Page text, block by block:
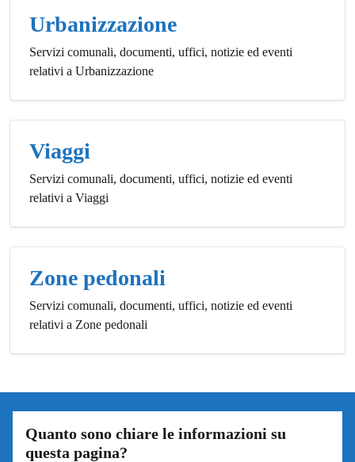
Urbanizzazione
Servizi comunali, documenti, uffici, notizie ed eventi
relativi a Urbanizzazione
Viaggi
Servizi comunali, documenti, uffici, notizie ed eventi
relativi a Viaggi
Zone pedonali
Servizi comunali, documenti, uffici, notizie ed eventi
relativi a Zone pedonali
Quanto sono chiare le informazioni su
questa pagina?